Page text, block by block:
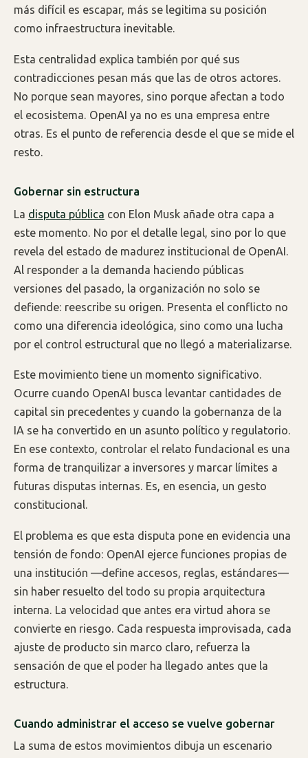
más difícil es escapar, más se legitima su posición
como infraestructura inevitable.
Esta centralidad explica también por qué sus
contradicciones pesan más que las de otros actores.
No porque sean mayores, sino porque afectan a todo
el ecosistema. OpenAI ya no es una empresa entre
otras. Es el punto de referencia desde el que se mide el
resto.
Gobernar sin estructura
La disputa pública con Elon Musk añade otra capa a
este momento. No por el detalle legal, sino por lo que
revela del estado de madurez institucional de OpenAI.
Al responder a la demanda haciendo públicas
versiones del pasado, la organización no solo se
defiende: reescribe su origen. Presenta el conflicto no
como una diferencia ideológica, sino como una lucha
por el control estructural que no llegó a materializarse.
Este movimiento tiene un momento significativo.
Ocurre cuando OpenAI busca levantar cantidades de
capital sin precedentes y cuando la gobernanza de la
IA se ha convertido en un asunto político y regulatorio.
En ese contexto, controlar el relato fundacional es una
forma de tranquilizar a inversores y marcar límites a
futuras disputas internas. Es, en esencia, un gesto
constitucional.
El problema es que esta disputa pone en evidencia una
tensión de fondo: OpenAI ejerce funciones propias de
una institución —define accesos, reglas, estándares—
sin haber resuelto del todo su propia arquitectura
interna. La velocidad que antes era virtud ahora se
convierte en riesgo. Cada respuesta improvisada, cada
ajuste de producto sin marco claro, refuerza la
sensación de que el poder ha llegado antes que la
estructura.
Cuando administrar el acceso se vuelve gobernar
La suma de estos movimientos dibuja un escenario